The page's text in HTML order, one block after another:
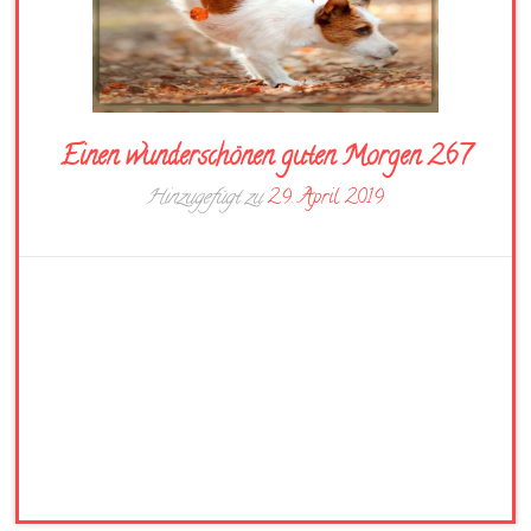
Einen wunderschönen guten Morgen 267
Hinzugefügt zu29. April 2019